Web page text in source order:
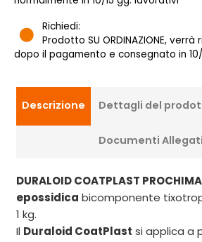
Richiedi:
Prodotto SU ORDINAZIONE,
dopo il pagamento e consegnato in 10/
Descrizione Dettagli del
Documenti Allegati
DURALOID COATPLAST PROCHIMA
epossidica bicomponente
1 kg.
Il Duraloid CoatPlast si applica a